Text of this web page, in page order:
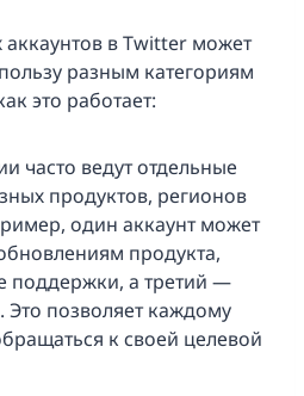
в Twitter может
разным категориям
это работает:
часто ведут отдельные
продуктов, регионов
один аккаунт может
продукта,
поддержки, а третий —
Это позволяет каждому
к своей целевой